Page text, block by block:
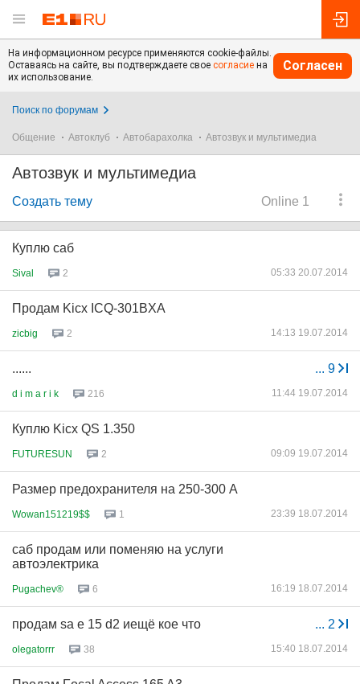
На информационном ресурсе применяются cookie-файлы.
Оставаясь на сайте, вы подтверждаете свое согласие на
их использование.
Согласен
Поиск по форумам
Общение Автоклуб Автобарахолка Автозвук и мультимедиа
Автозвук и мультимедиа
Online 1
Создать тему
Куплю саб
Sival 2 05:33 20.07.2014
Продам Kicx ICQ-301BXA
zicbig 2 14:13 19.07.2014
... 9
......
d i m a r i k 216 11:44 19.07.2014
Куплю Kicx QS 1.350
FUTURESUN 2 09:09 19.07.2014
Размер предохранителя на 250-300 А
Wowan151219$$ 1 23:39 18.07.2014
саб продам или поменяю на услуги
автоэлектрика
Pugachev® 6 16:19 18.07.2014
... 2
продам sa e 15 d2 иещё кое что
olegatorrr 38 15:40 18.07.2014